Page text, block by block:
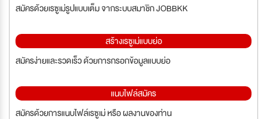
สมัครด้วยเรซูเม่รูปแบบเต็ม จากระบบสมาชิก JOBBKK
สร้างเรซูเม่แบบย่อ
สมัครง่ายและรวดเร็ว ด้วยการกรอกข้อมูลแบบย่อ
แนบไฟล์สมัคร
สมัครด้วยการแนบไฟล์เรซูเม่ หรือ ผลงานของท่าน